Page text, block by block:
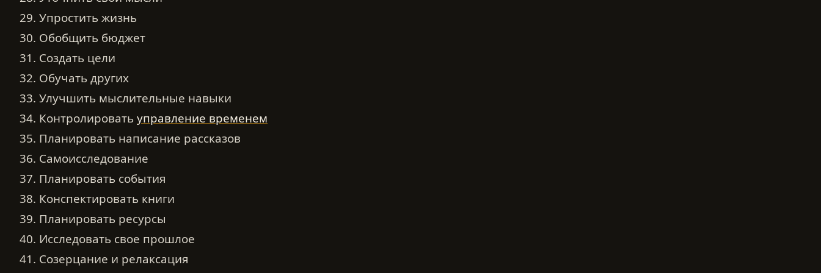
29. Упростить жизнь
30. Обобщить бюджет
31. Создать цели
32. Обучать других
33. Улучшить мыслительные навыки
34. Контролировать управление временем
35. Планировать написание рассказов
36. Самоисследование
37. Планировать события
38. Конспектировать книги
39. Планировать ресурсы
40. Исследовать свое прошлое
41. Созерцание и релаксация